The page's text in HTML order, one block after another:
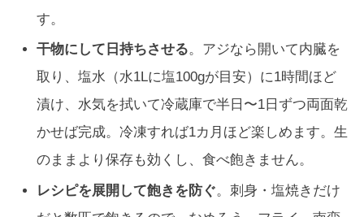
す。
干物にして日持ちさせる。アジなら開いて内臓を
取り、塩水（水1Lに塩100gが目安）に1時間ほど
漬け、水気を拭いて冷蔵庫で半日〜1日ずつ両面乾
かせば完成。冷凍すれば1カ月ほど楽しめます。生
のままより保存も効くし、食べ飽きません。
レシピを展開して飽きを防ぐ。刺身・塩焼きだけ